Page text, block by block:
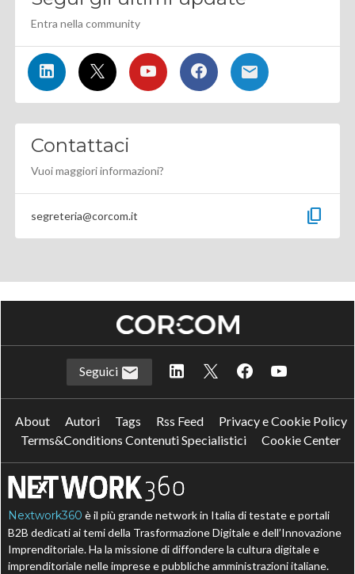
Entra nella community
Contattaci
Vuoi maggiori informazioni?
segreteria@corcom.it content_copy
Seguici
About Autori Tags Rss Feed
Privacy e Cookie Policy
Terms&Conditions Contenuti Specialistici
Cookie Center
Nextwork360 è il più grande network in Italia di testate e portali
B2B dedicati ai temi della Trasformazione Digitale e dell’Innovazione
Imprenditoriale. Ha la missione di diffondere la cultura digitale e
imprenditoriale nelle imprese e pubbliche amministrazioni italiane.